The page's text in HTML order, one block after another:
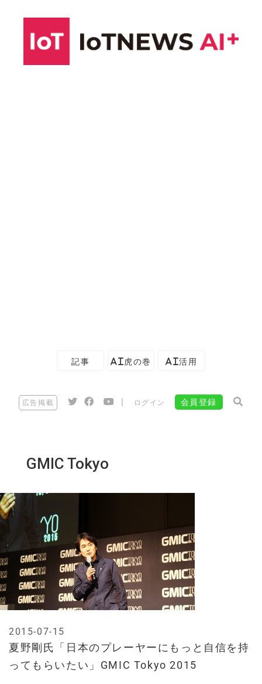
記事 AI虎の巻 AI活用
広告掲載 ログイン 会員登録
GMIC Tokyo
夏野剛氏「日本のプレーヤーにもっと自信を持
ってもらいたい」GMIC Tokyo 2015
2015-07-15